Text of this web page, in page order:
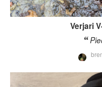
Verjari